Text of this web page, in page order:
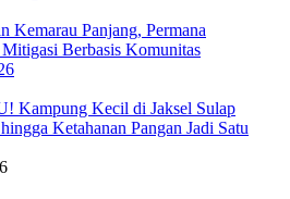
Kemarau Panjang, Permana
Berbasis Komunitas
Kampung Kecil di Jaksel Sulap
Ketahanan Pangan Jadi Satu